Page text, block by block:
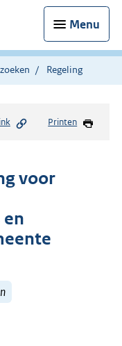
Menu
Regeling
Printen
voor